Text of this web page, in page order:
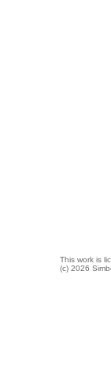
This work is
(c) 2026